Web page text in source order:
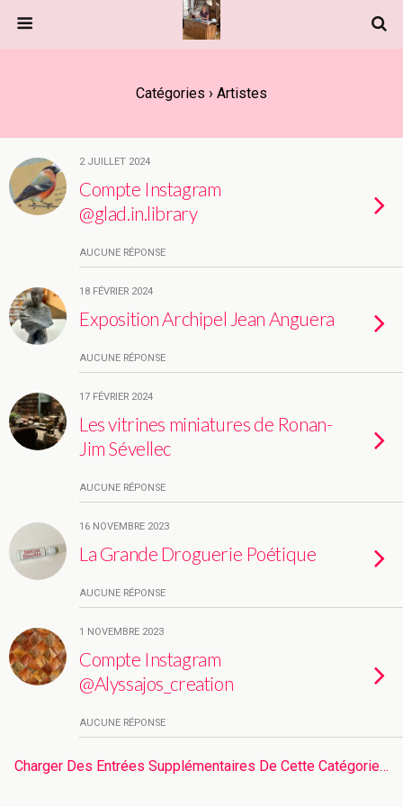
Catégories › Artistes
2 JUILLET 2024
Compte Instagram
@glad.in.library
AUCUNE RÉPONSE
18 FÉVRIER 2024
Exposition Archipel Jean Anguera
AUCUNE RÉPONSE
17 FÉVRIER 2024
Les vitrines miniatures de Ronan-
Jim Sévellec
AUCUNE RÉPONSE
16 NOVEMBRE 2023
La Grande Droguerie Poétique
AUCUNE RÉPONSE
1 NOVEMBRE 2023
Compte Instagram
@Alyssajos_creation
AUCUNE RÉPONSE
Charger Des Entrées Supplémentaires De Cette Catégorie…